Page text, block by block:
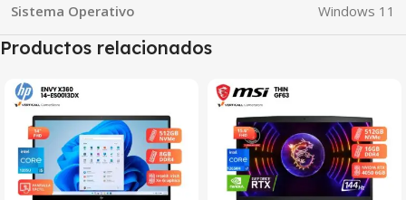
Sistema Operativo Windows 11
Productos relacionados
SALE